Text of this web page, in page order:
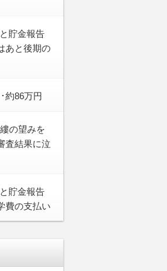
貯金報告
あと後期の
約86万円
の望みを
査結果に泣
貯金報告
費の支払い